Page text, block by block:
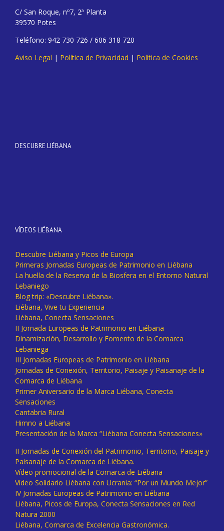
C/ San Roque, nº7, 2ª Planta
39570 Potes
Teléfono: 942 730 726 / 606 318 720
Aviso Legal | Política de Privacidad | Política de Cookies
DESCUBRE LIÉBANA
VÍDEOS LIÉBANA
Descubre Liébana y Picos de Europa
Primeras Jornadas Europeas de Patrimonio en Liébana
La huella de la Reserva de la Biosfera en el Entorno Natural
Lebaniego
Blog trip: «Descubre Liébana».
Liébana, Vive tu Experiencia
Liébana, Conecta Sensaciones
II Jornada Europeas de Patrimonio en Liébana
Dinamización, Desarrollo y Fomento de la Comarca
Lebaniega
III Jornadas Europeas de Patrimonio en Liébana
Jornadas de Conexión, Territorio, Paisaje y Paisanaje de la
Comarca de Liébana
Primer Aniversario de la Marca Liébana, Conecta
Sensaciones
Cantabria Rural
Himno a Liébana
Presentación de la Marca “Liébana Conecta Sensaciones»
II Jornadas de Conexión del Patrimonio, Territorio, Paisaje y
Paisanaje de la Comarca de Liébana.
Vídeo promocional de la Comarca de Liébana
Vídeo Solidario Liébana con Ucrania: “Por un Mundo Mejor”
IV Jornadas Europeas de Patrimonio en Liébana
Liébana, Picos de Europa, Conecta Sensaciones en Red
Natura 2000
Liébana, Comarca de Excelencia Gastronómica.